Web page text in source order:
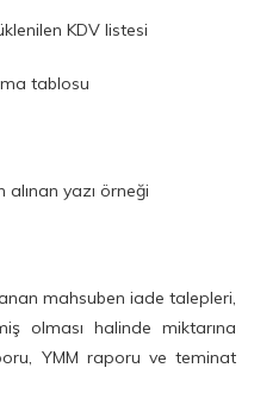
KDV listesi
tablosu
yazı örneği
mahsuben iade talepleri,
olması halinde miktarına
YMM raporu ve teminat